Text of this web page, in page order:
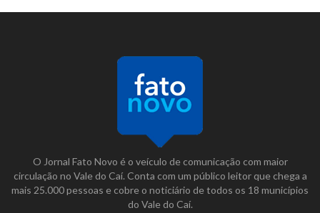
O Jornal Fato Novo é o veículo de comunicação com maior
circulação no Vale do Caí. Conta com um público leitor que chega a
mais 25.000 pessoas e cobre o noticiário de todos os 18 municípios
do Vale do Caí.